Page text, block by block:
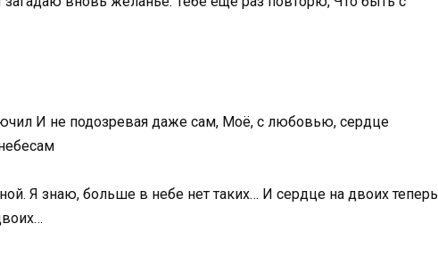
И не подозревая даже сам, Моё, с любовью, сердце
Я знаю, больше в небе нет таких… И сердце на двоих теперь